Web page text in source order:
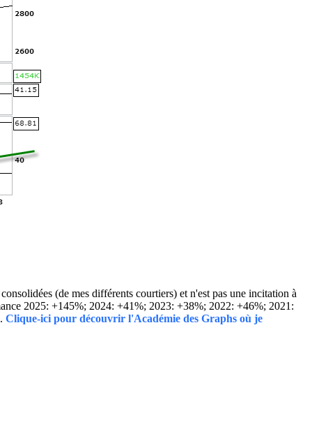
(de mes différents courtiers) et n'est pas une incitation à
2025: +145%; 2024: +41%; 2023: +38%; 2022: +46%; 2021:
Clique-ici pour découvrir l'Académie des Graphs où je